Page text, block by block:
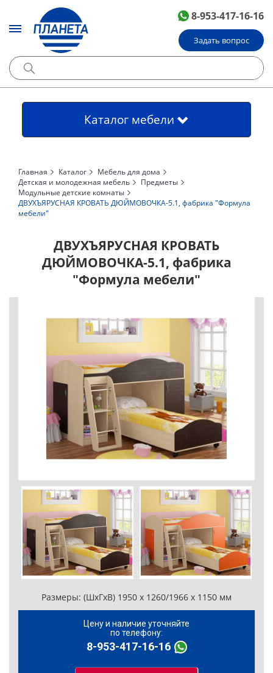
8-953-417-16-16
Задать вопрос
Каталог мебели
Главная Каталог
Мебель для дома
Детская и молодежная мебель
Предметы
Модульные детские комнаты
ДВУХЪЯРУСНАЯ КРОВАТЬ ДЮЙМОВОЧКА-5.1, фабрика "Формула
мебели"
ДВУХЪЯРУСНАЯ КРОВАТЬ
ДЮЙМОВОЧКА-5.1, фабрика
"Формула мебели"
Размеры: (ШхГхВ) 1950 х 1260/1966 х 1150 мм
Цену и наличие уточняйте
по телефону:
8-953-417-16-16